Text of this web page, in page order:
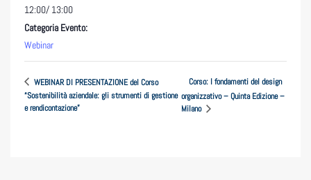
12:00/ 13:00
Categoria Evento:
Webinar
WEBINAR DI PRESENTAZIONE del Corso
“Sostenibilità aziendale: gli strumenti di gestione
e rendicontazione”
Corso: I fondamenti del design
organizzativo – Quinta Edizione –
Milano